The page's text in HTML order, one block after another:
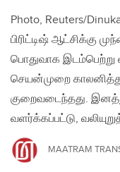
Photo, Reuters/
பிரிட்டிஷ் ஆட்சிக்கு
பொதுவாக
செயன்முறை
குறைவடைந்தது.
வளர்க்கப்பட்டு,
MAATRAM